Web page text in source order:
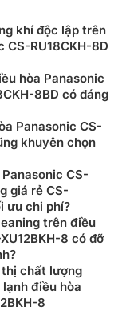
mạnh mẽ tức
của bạn
nén và quạt
hưởng khả năng
động.
khí độc lập trên
CS-RU18CKH-8D
hòa Panasonic
8BD có đáng
Panasonic CS-
khuyên chọn
CS-
giá rẻ CS-
ưu chi phí?
trên điều
8 có đỡ
chất lượng
điều hòa
8